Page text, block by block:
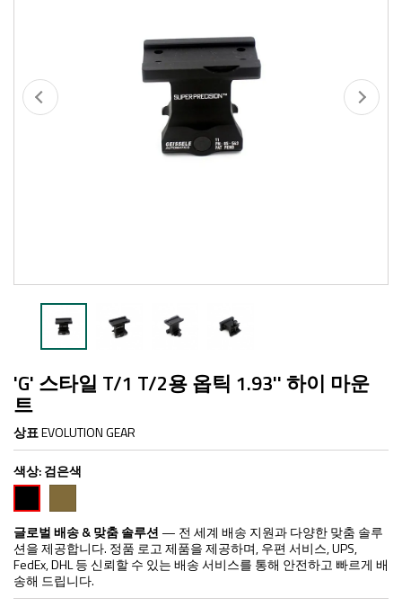
'G' 스타일 T/1 T/2용 옵틱 1.93'' 하이 마운
트
상표EVOLUTION GEAR
색상:검은색
은
색
글로벌 배송 & 맞춤 솔루션 — 전 세계 배송 지원과 다양한 맞춤 솔루
션을 제공합니다. 정품 로고 제품을 제공하며, 우편 서비스, UPS,
FedEx, DHL 등 신뢰할 수 있는 배송 서비스를 통해 안전하고 빠르게 배
송해 드립니다.